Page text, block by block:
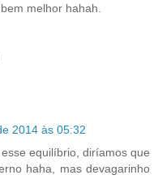
melhor hahah.
2014 às 05:32
equilíbrio, diríamos que
haha, mas devagarinho